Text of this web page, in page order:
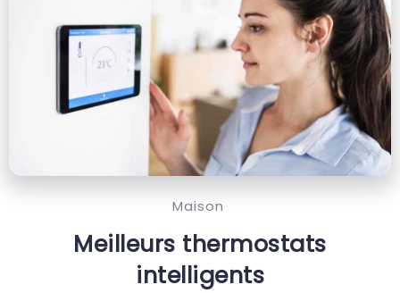
Maison
Meilleurs thermostats
intelligents